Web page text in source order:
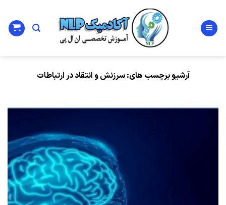
content
آرشیو برچسب های:سرزنش و انتقاد در ارتباطات